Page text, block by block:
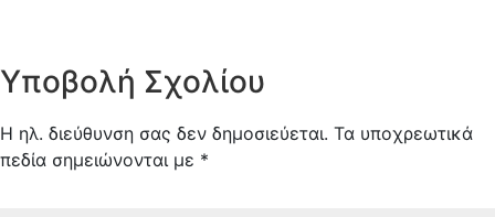
Υποβολή Σχολίου
Η ηλ. διεύθυνση σας δεν δημοσιεύεται. Τα υποχρεωτικά
πεδία σημειώνονται με *